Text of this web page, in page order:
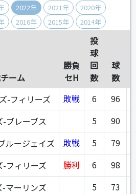
2022年 2021年
2020年
2016年 2015年 2014年
ーム
勝負
セH
投
球
回
数
球
数
-フィリーズ 敗戦 6 96
-ブレーブス 5 90
ルージェイズ 敗戦 5 79
-フィリーズ 勝利 6 98
-マーリンズ 5 73